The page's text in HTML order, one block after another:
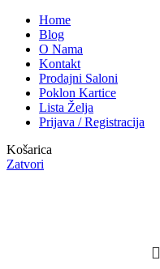
Home
Blog
O Nama
Kontakt
Prodajni Saloni
Poklon Kartice
Lista Želja
Prijava / Registracija
Košarica
Zatvori